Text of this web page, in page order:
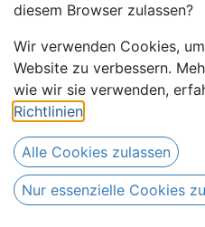
Bazin uni
4 m
56,00€ Alle Preise inkl.
Versandkosten 68,00€
diesem Browser zulassen?
Wir verwenden Cookies,
Website zu verbessern.
wie wir sie verwenden,
Richtlinien
Alle Cookies zulassen
Nur essenzielle Cookies